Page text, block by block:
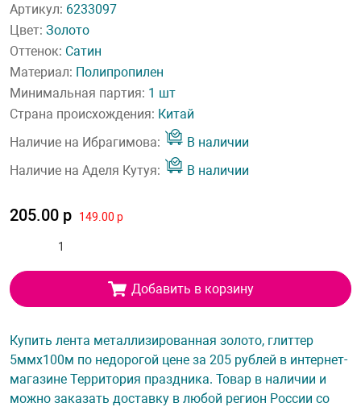
Артикул: 6233097
Цвет: Золото
Оттенок: Сатин
Материал: Полипропилен
Минимальная партия: 1 шт
Страна происхождения: Китай
Наличие на Ибрагимова:
В наличии
Наличие на Аделя Кутуя:
В наличии
205.00 р 149.00 р
Добавить в корзину
Купить лента металлизированная золото, глиттер
5ммх100м по недорогой цене за 205 рублей в интернет-
магазине Территория праздника. Товар в наличии и
можно заказать доставку в любой регион России со